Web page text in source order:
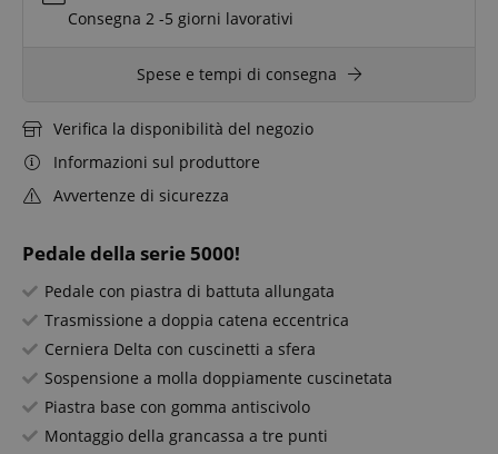
Pedale della serie 5000!
Pedale con piastra di battuta allungata
Trasmissione a doppia catena eccentrica
Cerniera Delta con cuscinetti a sfera
Sospensione a molla doppiamente cuscinetata
Piastra base con gomma antiscivolo
Montaggio della grancassa a tre punti
Consegna 2 -5 giorni lavorativi
Spese e tempi di consegna
Verifica la disponibilità del negozio
Informazioni sul produttore
Avvertenze di sicurezza